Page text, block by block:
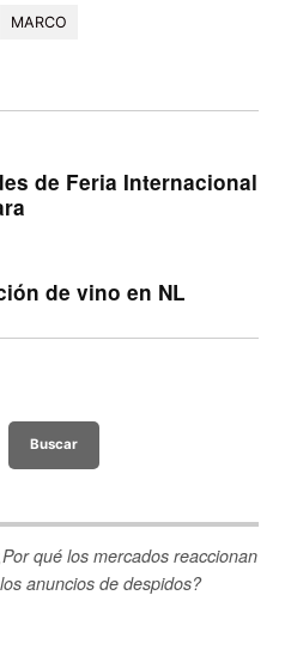
MARCO
de Feria Internacional
de vino en NL
Buscar
qué los mercados reaccionan
anuncios de despidos?